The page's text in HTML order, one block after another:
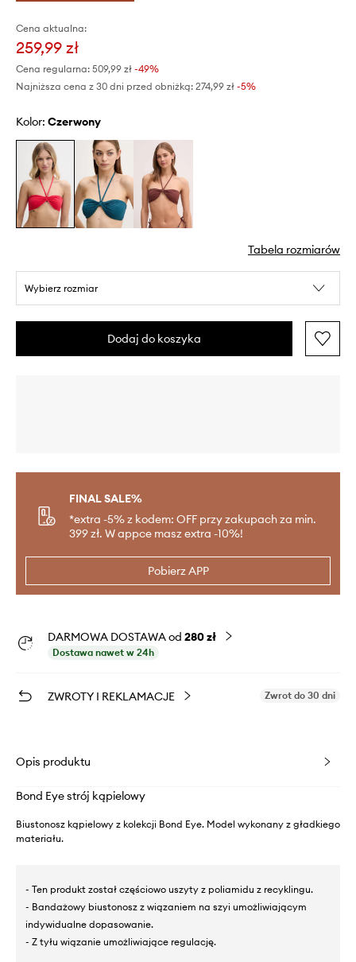
Cena aktualna:
259,99 zł
Cena regularna: 509,99 zł -49%
Najniższa cena z 30 dni przed obniżką: 274,99 zł -5%
Kolor: czerwony
Tabela rozmiarów
Wybierz rozmiar
Dodaj do koszyka
FINAL SALE%
*extra -5% z kodem: OFF przy zakupach za min.
399 zł. W appce masz extra -10%!
Pobierz APP
DARMOWA DOSTAWA od 280 zł
Dostawa nawet w 24h
ZWROTY I REKLAMACJE Zwrot do 30 dni
Opis produktu
Bond Eye strój kąpielowy
Biustonosz kąpielowy z kolekcji Bond Eye. Model wykonany z gładkiego
materiału.
- Ten produkt został częściowo uszyty z poliamidu z recyklingu.
- Bandażowy biustonosz z wiązaniem na szyi umożliwiającym
indywidualne dopasowanie.
- Z tyłu wiązanie umożliwiające regulację.